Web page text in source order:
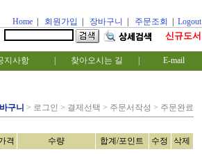
Home 회원가입 장바구니 주문조회
Logout
신규도서
지사항 찾아오시는 길 E-mail
구니 > 로그인 > 결제선택 > 주문서작성 > 주문완료
격 수량 합계/포인트 수정 삭제